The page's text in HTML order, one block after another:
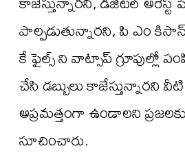
పాల్పడుతున్నారని, పి ఎం
కే ఫైల్స్ ని వాట్సాప్ గ్రూపుల్లో
చేసి డబ్బులు కాజేస్తున్నారని వీటి
అప్రమత్తంగా ఉండాలని
సూచించారు.